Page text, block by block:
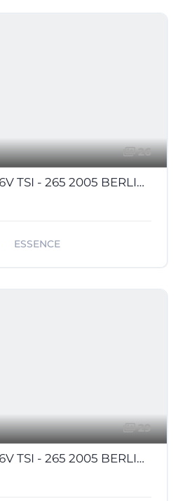
26
SEAT LEON 2.0 16V TSI - 265 2005 BERLINE Cupra R PHASE 2
ESSENCE
29
SEAT LEON 2.0 16V TSI - 265 2005 BERLINE Cupra R PHASE 2